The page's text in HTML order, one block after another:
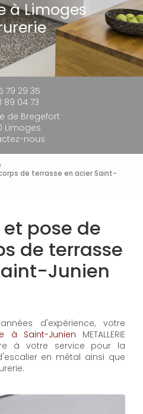
à Limoges
79 29 35
89 04 73
de Bregefort
Limoges
nous
de terrasse en acier Saint-
pose de
de terrasse
Junien
d'expérience, votre
à Saint-Junien METALLERIE
à votre service pour la
en métal ainsi que